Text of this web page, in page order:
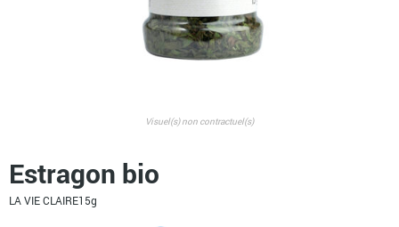
Visuel(s) non contractuel(s)
Estragon bio
LA VIE CLAIRE15g